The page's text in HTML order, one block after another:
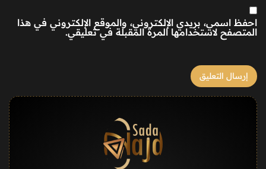
احفظ اسمي، بريدي الإلكتروني، والموقع الإلكتروني في هذا
المتصفح لاستخدامها المرة المقبلة في تعليقي.